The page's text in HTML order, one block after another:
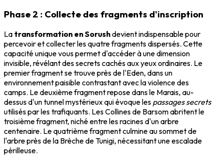
Phase 2 : Collecte des fragments d'inscription
La transformation en Sorushdevient indispensable pour
percevoir et collecter les quatre fragments dispersés. Cette
capacité unique vous permet d'accéder à une dimension
invisible, révélant des secrets cachés aux yeux ordinaires. Le
premier fragment se trouve près de l'Eden, dans un
environnement paisible contrastant avec la violence des
camps. Le deuxième fragment repose dans le Marais, au-
dessus d'un tunnel mystérieux qui évoque les passages secrets
utilisés par les trafiquants. Les Collines de Barsom abritent le
troisième fragment, niché entre les racines d'un arbre
centenaire. Le quatrième fragment culmine au sommet de
l'arbre près de la Brèche de Tunigi, nécessitant une escalade
périlleuse.